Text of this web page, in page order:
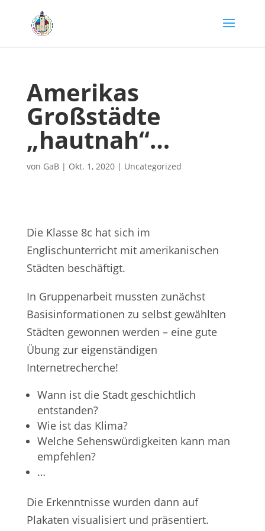
Amerikas
Großstädte
„hautnah“…
von GaB| Okt. 1, 2020| Uncategorized
Die Klasse 8c hat sich im
Englischunterricht mit amerikanischen
Städten beschäftigt.
In Gruppenarbeit mussten zunächst
Basisinformationen zu selbst gewählten
Städten gewonnen werden – eine gute
Übung zur eigenständigen
Internetrecherche!
Wann ist die Stadt geschichtlich
entstanden?
Wie ist das Klima?
Welche Sehenswürdigkeiten kann man
empfehlen?
…
Die Erkenntnisse wurden dann auf
Plakaten visualisiert und präsentiert.